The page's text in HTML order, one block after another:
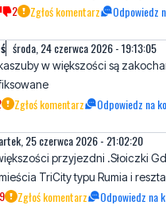
2 Zgłoś komentarz Odpowiedz
środa, 24 czerwca 2026 - 19:13:05
w większości są
Zgłoś komentarz Odpowiedz na
25 czerwca 2026 - 21:02:20
przyjezdni .Słoiczki
TriCity typu Rumia i
9 Zgłoś komentarz Odpowiedz na